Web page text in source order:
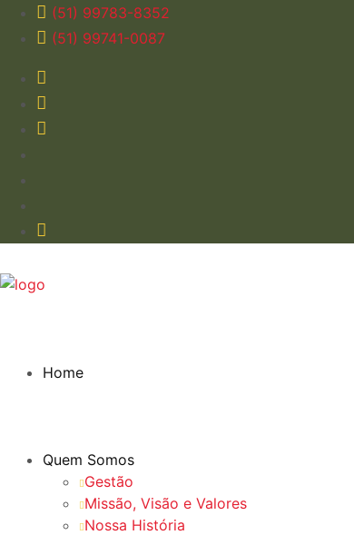
(51) 99783-8352
(51) 99741-0087
Home
Quem Somos
Gestão
Missão, Visão e Valores
Nossa História